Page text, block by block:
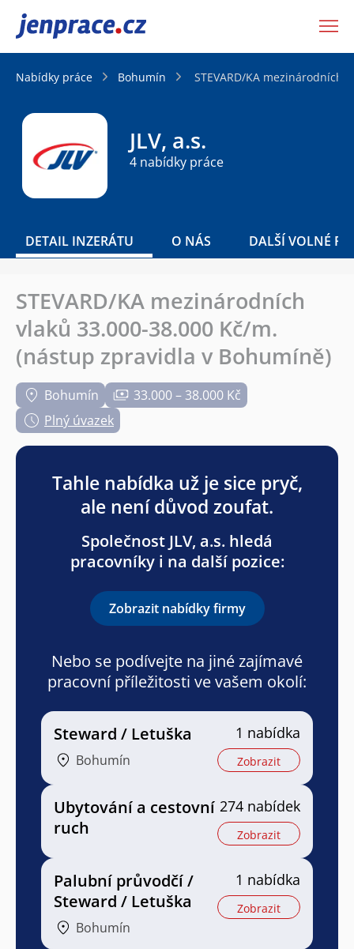
JenPráce.cz
Nabídky práce Bohumín STEVARD/KA mezinárodních
JLV, a.s.
4 nabídky práce
DETAIL INZERÁTU O NÁS DALŠÍ VOLNÉ
STEVARD/KA mezinárodních
vlaků 33.000-38.000 Kč/m.
(nástup zpravidla v Bohumíně)
Bohumín
33.000 – 38.000 Kč
Plný úvazek
Tahle nabídka už je sice pryč,
ale není důvod zoufat.
Společnost JLV, a.s. hledá
pracovníky i na další pozice:
Zobrazit nabídky firmy
Nebo se podívejte na jiné zajímavé
pracovní příležitosti ve vašem okolí:
Steward / Letuška
Bohumín
1 nabídka
Zobrazit
Ubytování a cestovní
ruch
274 nabídek
Zobrazit
Palubní průvodčí /
Steward / Letuška
Bohumín
1 nabídka
Zobrazit